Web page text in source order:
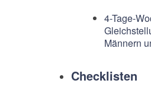
4-Tage-
Männern
Checklisten